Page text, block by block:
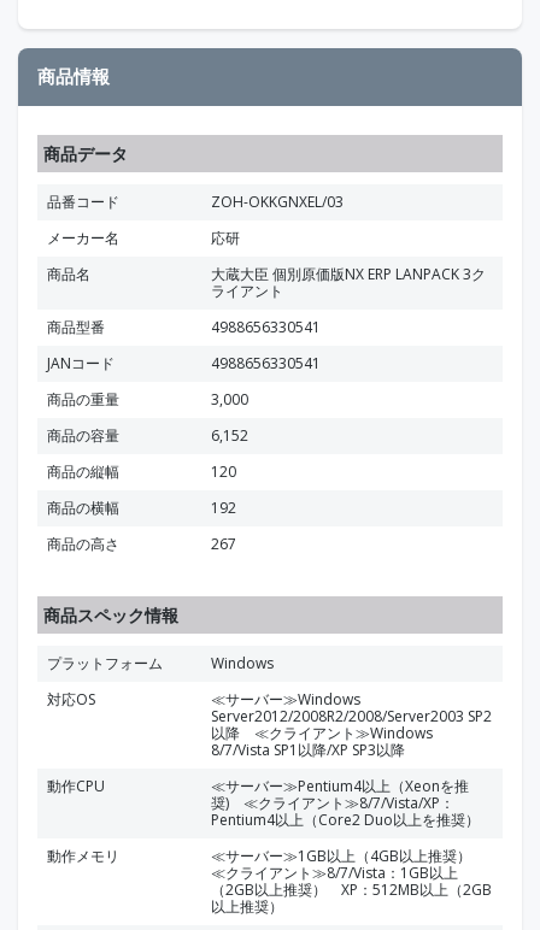
商品情報
商品データ
品番コード
ZOH-OKKGNXEL/03
メーカー名
応研
商品名
大蔵大臣 個別原価版NX ERP LANPACK 3ク
ライアント
商品型番
4988656330541
JANコード
4988656330541
商品の重量
3,000
商品の容量
6,152
商品の縦幅
120
商品の横幅
192
商品の高さ
267
商品スペック情報
プラットフォーム
Windows
対応OS
≪サーバー≫Windows
Server2012/2008R2/2008/Server2003 SP2
以降 ≪クライアント≫Windows
8/7/Vista SP1以降/XP SP3以降
動作CPU
≪サーバー≫Pentium4以上（Xeonを推
奨) ≪クライアント≫8/7/Vista/XP：
Pentium4以上（Core2 Duo以上を推奨）
動作メモリ
≪サーバー≫1GB以上（4GB以上推奨）
≪クライアント≫8/7/Vista：1GB以上
（2GB以上推奨） XP：512MB以上（2GB
以上推奨）